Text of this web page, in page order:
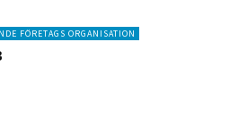
FÖRETAGS ORGANISATION